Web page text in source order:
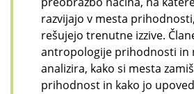
razvijajo v mesta
rešujejo trenutne izzive.
antropologije prihodnosti in
analizira, kako si mesta
prihodnost in kako jo